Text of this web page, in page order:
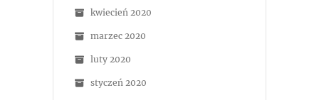
kwiecień 2020
marzec 2020
luty 2020
styczeń 2020